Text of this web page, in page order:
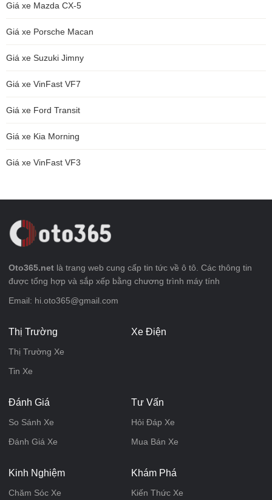
Giá xe Mazda CX-5
Giá xe Porsche Macan
Giá xe Suzuki Jimny
Giá xe VinFast VF7
Giá xe Ford Transit
Giá xe Kia Morning
Giá xe VinFast VF3
Oto365.net là trang web cung cấp tin tức về ô tô. Các thông tin
được tổng hợp và sắp xếp bằng chương trình máy tính
Email: hi.oto365@gmail.com
Thị Trường
Thị Trường Xe
Tin Xe
Xe Điện
Đánh Giá
So Sánh Xe
Đánh Giá Xe
Tư Vấn
Hỏi Đáp Xe
Mua Bán Xe
Kinh Nghiệm
Chăm Sóc Xe
Khám Phá
Kiến Thức Xe